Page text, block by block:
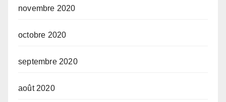
novembre 2020
octobre 2020
septembre 2020
août 2020